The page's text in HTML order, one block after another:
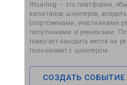
iNsailing – это платформа,
капитанов, шкиперов,
спортсменами, участниками
попутчиками и учениками.
помогает находить места на
познакомит с шкипером.
СОЗДАТЬ СОБЫТИЕ